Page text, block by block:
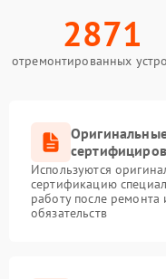
2871
отремонтированных
Используются
сертификацию
работу после
обязательств